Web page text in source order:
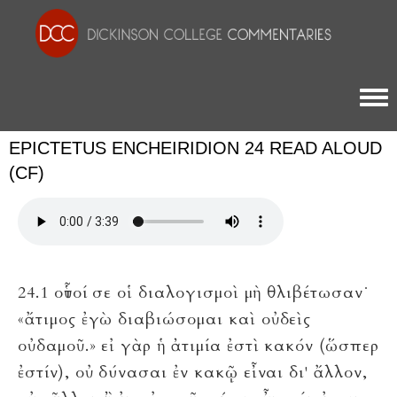
EPICTETUS ENCHEIRIDION 24 READ ALOUD
(CF)
24.1 οὗτοί σε οἱ διαλογισμοὶ μὴ θλιβέτωσαν˙
«ἄτιμος ἐγὼ διαβιώσομαι καὶ οὐδεὶς
οὐδαμοῦ.» εἰ γὰρ ἡ ἀτιμία ἐστὶ κακόν (ὥσπερ
ἐστίν), οὐ δύνασαι ἐν κακῷ εἶναι δι' ἄλλον,